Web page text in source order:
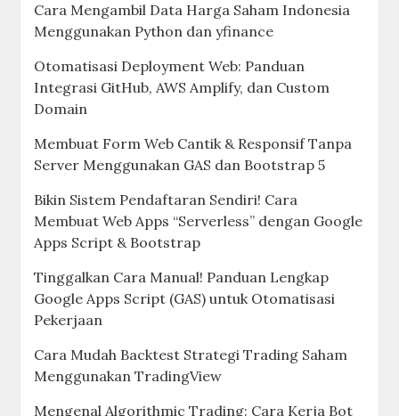
Cara Mengambil Data Harga Saham Indonesia
Menggunakan Python dan yfinance
Otomatisasi Deployment Web: Panduan
Integrasi GitHub, AWS Amplify, dan Custom
Domain
Membuat Form Web Cantik & Responsif Tanpa
Server Menggunakan GAS dan Bootstrap 5
Bikin Sistem Pendaftaran Sendiri! Cara
Membuat Web Apps “Serverless” dengan Google
Apps Script & Bootstrap
Tinggalkan Cara Manual! Panduan Lengkap
Google Apps Script (GAS) untuk Otomatisasi
Pekerjaan
Cara Mudah Backtest Strategi Trading Saham
Menggunakan TradingView
Mengenal Algorithmic Trading: Cara Kerja Bot